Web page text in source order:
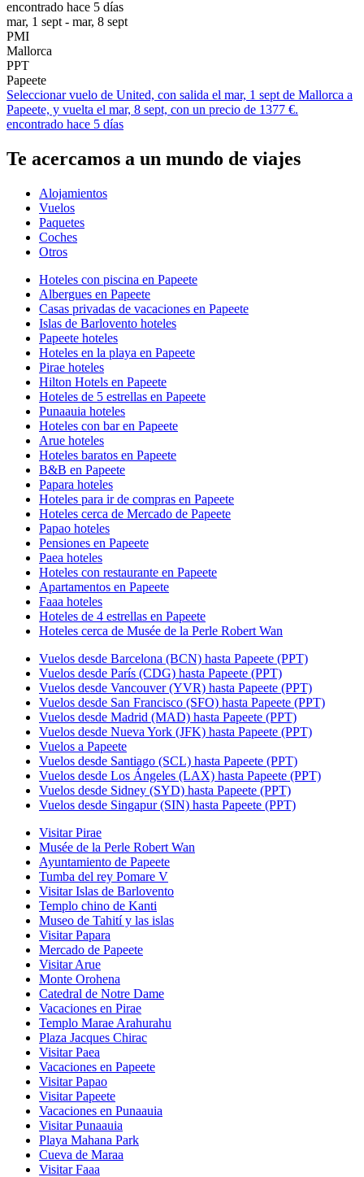
encontrado hace 5 días
mar, 1 sept - mar, 8 sept
PMI
Mallorca
PPT
Papeete
Seleccionar vuelo de United, con salida el mar, 1 sept de Mallorca a
Papeete, y vuelta el mar, 8 sept, con un precio de 1377 €.
encontrado hace 5 días
Te acercamos a un mundo de viajes
Alojamientos
Vuelos
Paquetes
Coches
Otros
Hoteles con piscina en Papeete
Albergues en Papeete
Casas privadas de vacaciones en Papeete
Islas de Barlovento hoteles
Papeete hoteles
Hoteles en la playa en Papeete
Pirae hoteles
Hilton Hotels en Papeete
Hoteles de 5 estrellas en Papeete
Punaauia hoteles
Hoteles con bar en Papeete
Arue hoteles
Hoteles baratos en Papeete
B&B en Papeete
Papara hoteles
Hoteles para ir de compras en Papeete
Hoteles cerca de Mercado de Papeete
Papao hoteles
Pensiones en Papeete
Paea hoteles
Hoteles con restaurante en Papeete
Apartamentos en Papeete
Faaa hoteles
Hoteles de 4 estrellas en Papeete
Hoteles cerca de Musée de la Perle Robert Wan
Vuelos desde Barcelona (BCN) hasta Papeete (PPT)
Vuelos desde París (CDG) hasta Papeete (PPT)
Vuelos desde Vancouver (YVR) hasta Papeete (PPT)
Vuelos desde San Francisco (SFO) hasta Papeete (PPT)
Vuelos desde Madrid (MAD) hasta Papeete (PPT)
Vuelos desde Nueva York (JFK) hasta Papeete (PPT)
Vuelos a Papeete
Vuelos desde Santiago (SCL) hasta Papeete (PPT)
Vuelos desde Los Ángeles (LAX) hasta Papeete (PPT)
Vuelos desde Sidney (SYD) hasta Papeete (PPT)
Vuelos desde Singapur (SIN) hasta Papeete (PPT)
Visitar Pirae
Musée de la Perle Robert Wan
Ayuntamiento de Papeete
Tumba del rey Pomare V
Visitar Islas de Barlovento
Templo chino de Kanti
Museo de Tahití y las islas
Visitar Papara
Mercado de Papeete
Visitar Arue
Monte Orohena
Catedral de Notre Dame
Vacaciones en Pirae
Templo Marae Arahurahu
Plaza Jacques Chirac
Visitar Paea
Vacaciones en Papeete
Visitar Papao
Visitar Papeete
Vacaciones en Punaauia
Visitar Punaauia
Playa Mahana Park
Cueva de Maraa
Visitar Faaa